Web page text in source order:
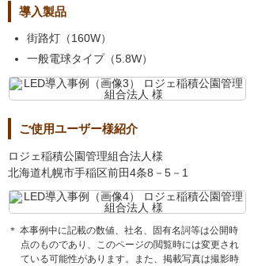
導入製品
街路灯（160W）
一般電球タイプ（5.8W）
ご使用ユーザー様紹介
ロジェ稲積公園管理組合法人様
北海道札幌市手稲区前田4条8－5－1
＊ 本事例中に記載の数値、社名、固有名詞等は公開時
点のものであり、このページの閲覧時には変更され
ている可能性があります。また、掲載写真は撮影時